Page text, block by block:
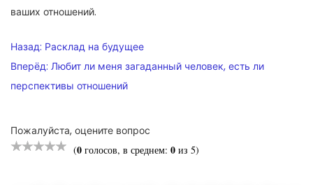
ваших отношений.
НАВИГАЦИЯ
ПО
ЗАПИСЯМ
Назад: Расклад на будущее
Вперёд: Любит ли меня загаданный человек, есть ли
перспективы отношений
Пожалуйста, оцените вопрос
(0 голосов, в среднем: 0 из 5)